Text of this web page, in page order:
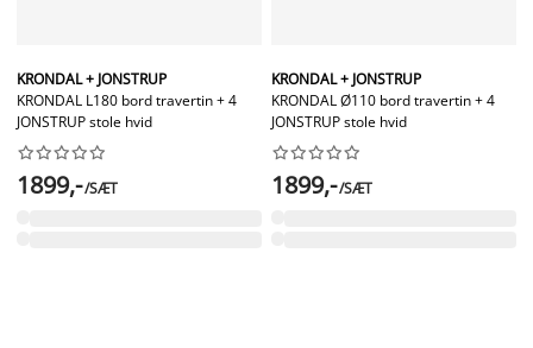
KRONDAL + JONSTRUP
KRONDAL L180 bord travertin + 4
JONSTRUP stole hvid






1899,-/SÆT
KRONDAL + JONSTRUP
KRONDAL Ø110 bord travertin + 4
JONSTRUP stole hvid






1899,-/SÆT